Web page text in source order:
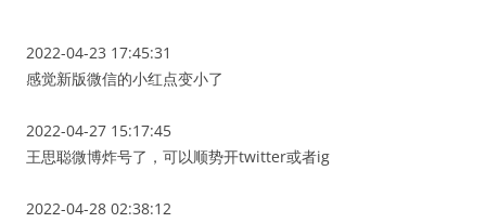
2022-04-23 17:45:31
感觉新版微信的小红点变小了
2022-04-27 15:17:45
王思聪微博炸号了，可以顺势开twitter或者ig
2022-04-28 02:38:12